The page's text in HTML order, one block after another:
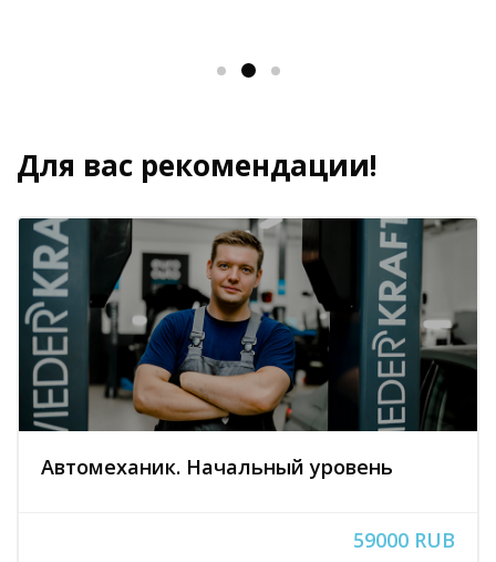
Пропустить [Cocoon] Похожие курсы
Для вас рекомендации!
Автомеханик. Начальный уровень
59000 RUB